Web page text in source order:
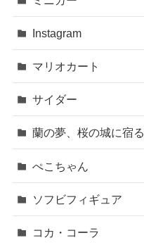
Instagram
マリオカート
サイダー
蘭の夢、桜の城に宿る
ぺこちゃん
ソフビフィギュア
コカ・コーラ